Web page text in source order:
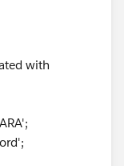
with